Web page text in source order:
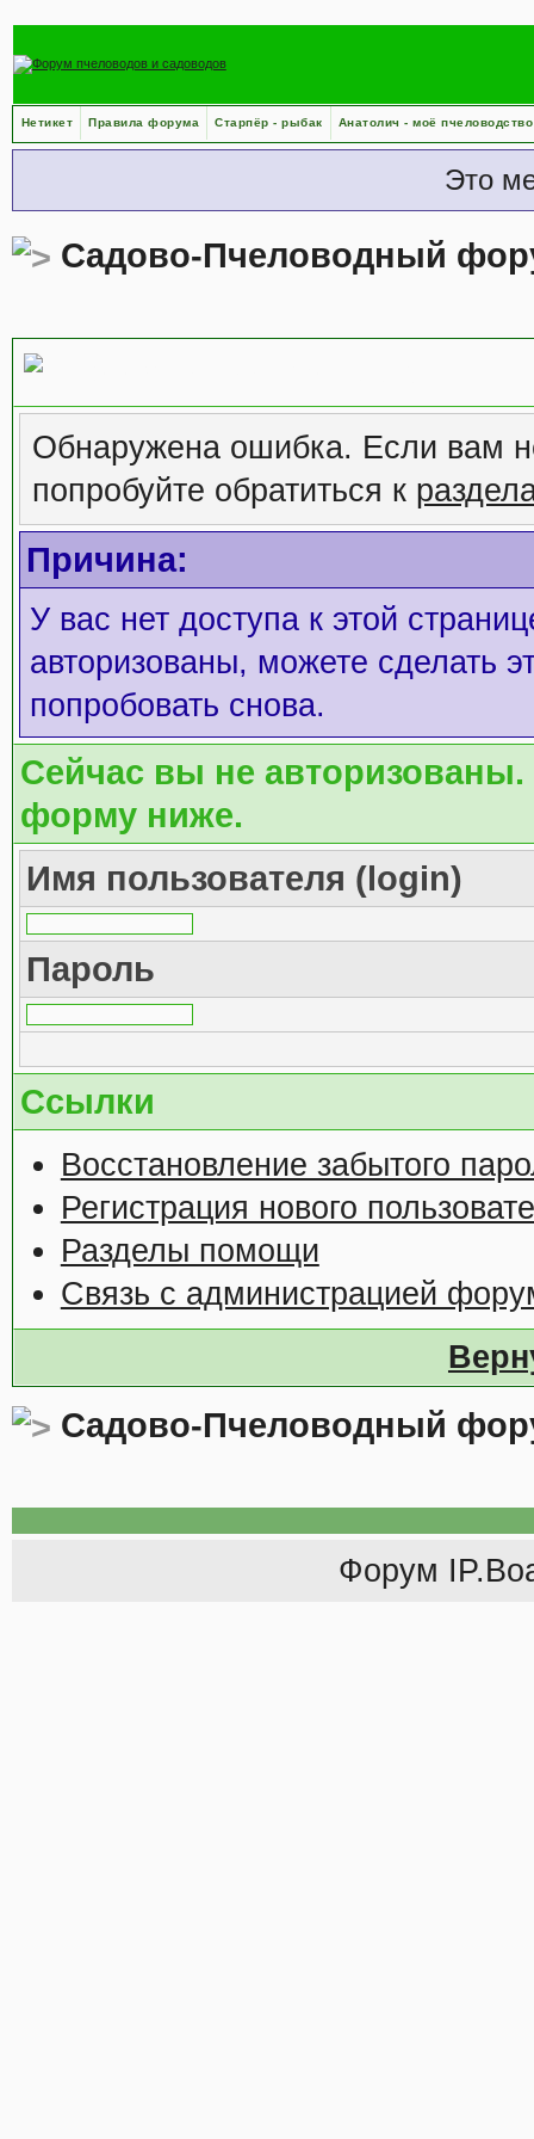
Нетикет Правила форума Старпёр - рыбак Анатолич - моё пчеловодство
Это
Садово-Пчеловодный
Обнаружена ошибка. Если вам
попробуйте обратиться к
Причина:
У вас нет доступа к этой
авторизованы, можете сделать
попробовать снова.
Сейчас вы не авторизованы.
форму ниже.
Имя пользователя (login)
Пароль
Ссылки
Восстановление забытого
Регистрация нового
Разделы помощи
Связь с администрацией
Садово-Пчеловодный
Форум